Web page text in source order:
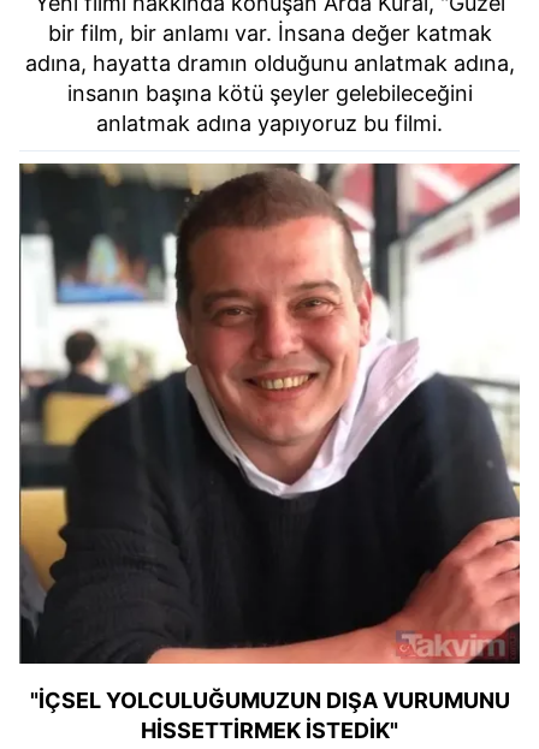
bir film, bir anlamı var. İnsana değer katmak
adına, hayatta dramın olduğunu anlatmak adına,
insanın başına kötü şeyler gelebileceğini
anlatmak adına yapıyoruz bu filmi.
"İÇSEL YOLCULUĞUMUZUN DIŞA VURUMUNU
HİSSETTİRMEK İSTEDİK"